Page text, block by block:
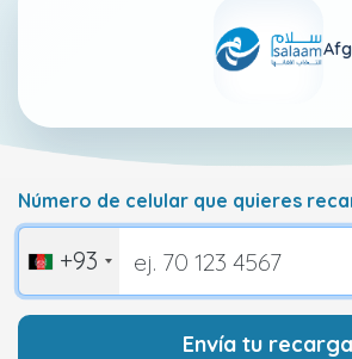
Número de celular que quieres
+93
Envía tu recarga